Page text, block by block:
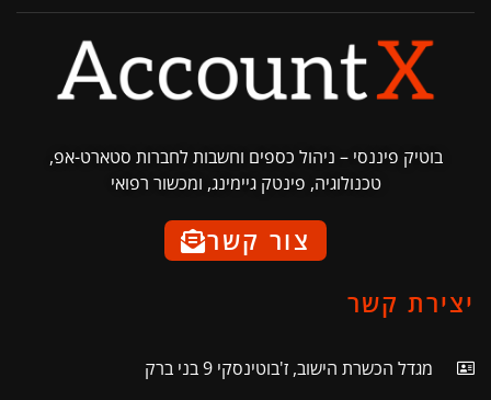
בוטיק פיננסי – ניהול כספים וחשבות לחברות סטארט-אפ,
טכנולוגיה, פינטק גיימינג, ומכשור רפואי
צור קשר
יצירת קשר
מגדל הכשרת הישוב, ז'בוטינסקי 9 בני ברק